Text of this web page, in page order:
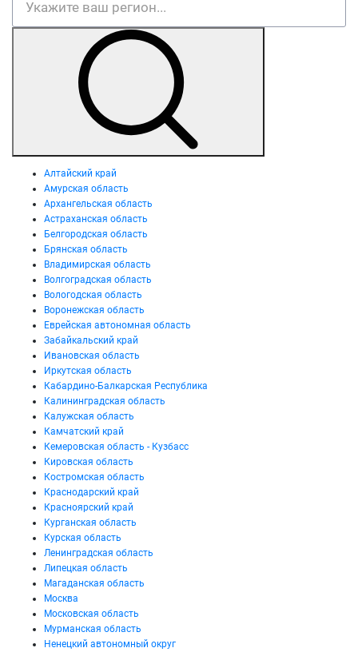
Алтайский край
Амурская область
Архангельская область
Астраханская область
Белгородская область
Брянская область
Владимирская область
Волгоградская область
Вологодская область
Воронежская область
Еврейская автономная область
Забайкальский край
Ивановская область
Иркутская область
Кабардино-Балкарская Республика
Калининградская область
Калужская область
Камчатский край
Кемеровская область - Кузбасс
Кировская область
Костромская область
Краснодарский край
Красноярский край
Курганская область
Курская область
Ленинградская область
Липецкая область
Магаданская область
Москва
Московская область
Мурманская область
Ненецкий автономный округ